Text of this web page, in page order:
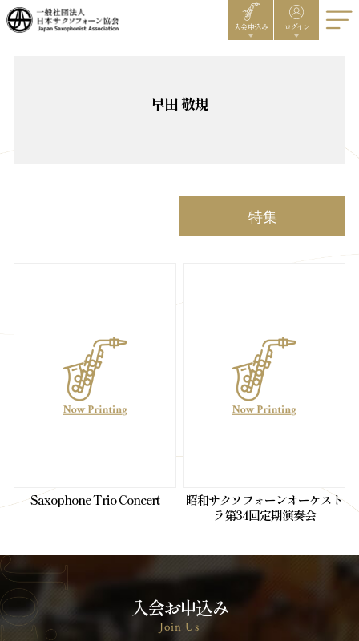
入会申込み ログイン
早田 敬規
特集
Saxophone Trio Concert
昭和サクソフォーンオーケスト
ラ第34回定期演奏会
入会お申込み
Join Us